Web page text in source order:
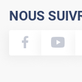
NOUS